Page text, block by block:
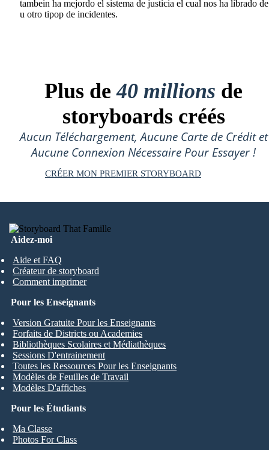
tambein ha mejordo el sistema de justicia el cual nos ha librado
u otro tipop de incidentes.
Plus de40 millions de
storyboards créés
Aucun Téléchargement, Aucune Carte de Crédit et
Aucune Connexion Nécessaire Pour Essayer !
CRÉER MON PREMIER STORYBOARD
Aidez-moi
Aide et FAQ
Créateur de storyboard
Comment imprimer
Pour les Étudiants
Ma Classe
Photos For Class
Pour les Enseignants
Version Gratuite Pour les Enseignants
Forfaits de Districts ou Academies
Bibliothèques Scolaires et Médiathèques
Sessions D'entrainement
Toutes les Ressources Pour les Enseignants
Modèles de Feuilles de Travail
Modèles D'affiches